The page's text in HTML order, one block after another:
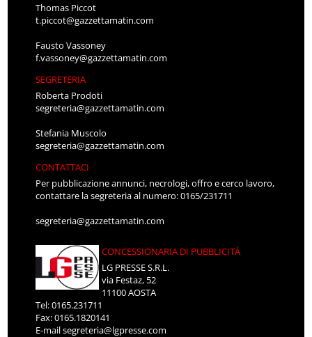
Thomas Piccot
t.piccot@gazzettamatin.com
Fausto Vassoney
f.vassoney@gazzettamatin.com
SEGRETERIA
Roberta Prodoti
segreteria@gazzettamatin.com
Stefania Muscolo
segreteria@gazzettamatin.com
CONTATTACI
Per pubblicazione annunci, necrologi, offro e cerco lavoro,
contattare la segreteria al numero: 0165/231711
segreteria@gazzettamatin.com
CONCESSIONARIA DI PUBBLICITÀ
LG PRESSE S.R.L.
via Festaz, 52
11100 AOSTA
Tel: 0165.231711
Fax: 0165.1820141
E-mailsegreteria@lgpresse.com